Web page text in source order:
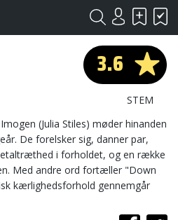
3.6
STEM
(Julia Stiles) møder hinanden
De forelsker sig, danner par,
i forholdet, og en række
Med andre ord fortæller "Down
kærlighedsforhold gennemgår